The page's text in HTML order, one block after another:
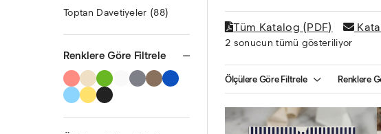
Tüm Katalog (PDF)
2 sonucun tümü gösteriliyor
Ölçülere Göre Filtrele Renklere
Toptan Davetiyeler (88)
Renklere Göre Filtrele